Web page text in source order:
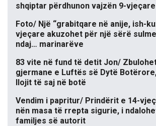
shqiptar përdhunon vajzën 9-
Foto/ Një “grabitqare në anije, ish-
vjeçare akuzohet për një sërë
ndaj… marinarëve
83 vite në fund të detit Jon/
gjermane e Luftës së Dytë
llojit të saj në botë
Vendim i papritur/ Prindërit e 14-
nën masa të rrepta sigurie, i
familjes së autorit